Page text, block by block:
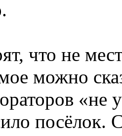
что не
можно
«не
посёлок.